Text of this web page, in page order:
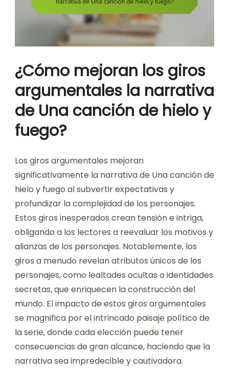
¿Cómo mejoran los giros
argumentales la narrativa
de Una canción de hielo y
fuego?
Los giros argumentales mejoran
significativamente la narrativa de Una canción de
hielo y fuego al subvertir expectativas y
profundizar la complejidad de los personajes.
Estos giros inesperados crean tensión e intriga,
obligando a los lectores a reevaluar los motivos y
alianzas de los personajes. Notablemente, los
giros a menudo revelan atributos únicos de los
personajes, como lealtades ocultas o identidades
secretas, que enriquecen la construcción del
mundo. El impacto de estos giros argumentales
se magnifica por el intrincado paisaje político de
la serie, donde cada elección puede tener
consecuencias de gran alcance, haciendo que la
narrativa sea impredecible y cautivadora.